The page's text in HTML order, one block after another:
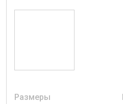
Размеры